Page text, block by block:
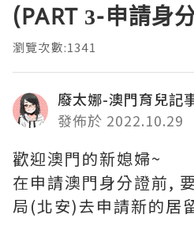
(PART 3-申請身
瀏覽次數:1341
廢太娜-澳門育兒記
發佈於 2022.10.29
歡迎澳門的新媳婦~
在申請澳門身分證前,
局(北安)去申請新的居